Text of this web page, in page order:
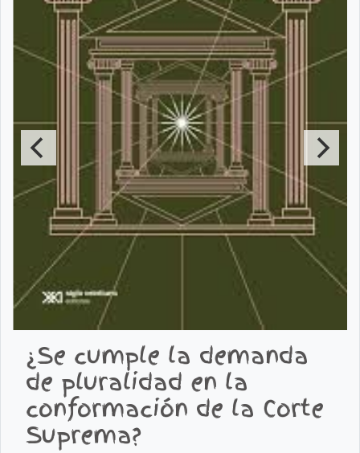
¿Se cumple la demanda
de pluralidad en la
conformación de la Corte
Suprema?